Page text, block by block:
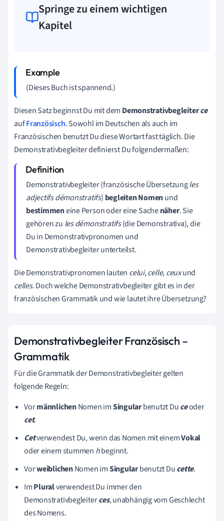
Springe zu einem wichtigen
Kapitel
(Dieses Buch ist spannend.)
Diesen Satz beginnst Du mit dem Demonstrativbegleiterce
aufFranzösisch. Sowohl im Deutschen als auch im
Französischen benutzt Du diese Wortart fast täglich.Die
Demonstrativbegleiter definierst Du folgendermaßen:
Demonstrativbegleiter (französische Übersetzungles
adjectifs démonstratifs) begleitenNomenund
bestimmeneine Person oder eine Sachenäher. Sie
gehören zu les démonstratifs(die Demonstrativa), die
Du in Demonstrativpronomen und
Demonstrativbegleiter unterteilst.
Die Demonstrativpronomen lauten celui,celle,ceuxund
celles. Doch welche Demonstrativbegleiter gibt es in der
französischen Grammatik und wie lautet ihre Übersetzung?
Demonstrativbegleiter Französisch –
Grammatik
Für die Grammatik der Demonstrativbegleiter gelten
folgende Regeln:
VormännlichenNomen imSingularbenutzt Duceoder
cet.
Cetverwendest Du, wenn das Nomen mit einemVokal
oder einem stummen hbeginnt.
VorweiblichenNomen imSingularbenutzt Ducette.
ImPluralverwendest Du immer den
Demonstrativbegleiterces, unabhängig vom Geschlecht
des Nomens.